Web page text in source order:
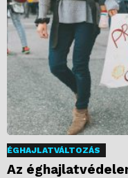
ÉGHAJLATVÁLTOZÁS
Az